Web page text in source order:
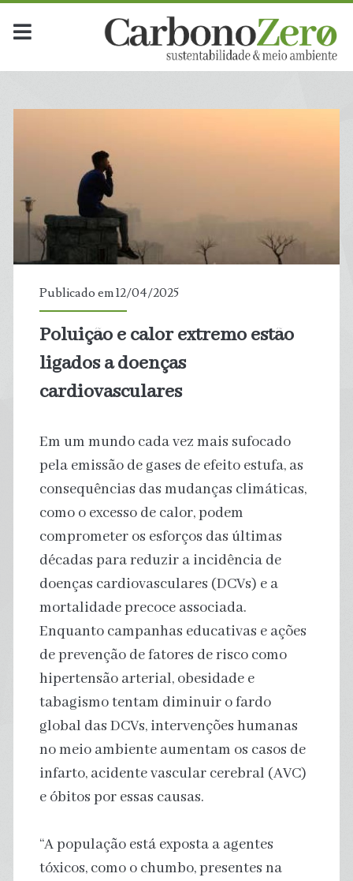
Publicado em 12/04/2025
Poluição e calor extremo estão
ligados a doenças
cardiovasculares
Em um mundo cada vez mais sufocado
pela emissão de gases de efeito estufa, as
consequências das mudanças climáticas,
como o excesso de calor, podem
comprometer os esforços das últimas
décadas para reduzir a incidência de
doenças cardiovasculares (DCVs) e a
mortalidade precoce associada.
Enquanto campanhas educativas e ações
de prevenção de fatores de risco como
hipertensão arterial, obesidade e
tabagismo tentam diminuir o fardo
global das DCVs, intervenções humanas
no meio ambiente aumentam os casos de
infarto, acidente vascular cerebral (AVC)
e óbitos por essas causas.
“A população está exposta a agentes
tóxicos, como o chumbo, presentes na